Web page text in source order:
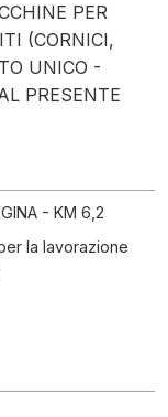
PER
(CORNICI,
UNICO -
PRESENTE
- KM 6,2
la lavorazione